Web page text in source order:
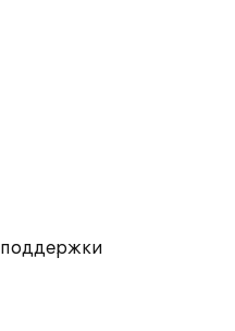
поддержки